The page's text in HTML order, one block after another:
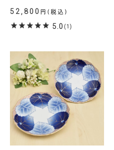
52,800 円(税込)
5.0 (1)